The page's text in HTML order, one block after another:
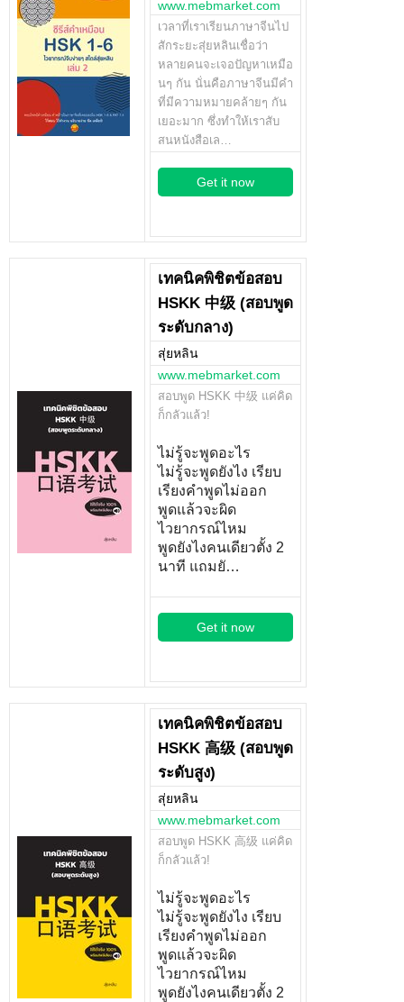
www.mebmarket.com
เวลาที่เราเรียนภาษาจีนไป
สักระยะสุ่ยหลินเชื่อว่า
หลายคนจะเจอปัญหาเหมือ
นๆ กัน นั่นคือภาษาจีนมีคำ
ที่มีความหมายคล้ายๆ กัน
เยอะมาก ซึ่งทำให้เราสับ
สนหนังสือเล…
Get it now
เทคนิคพิชิตข้อสอบ
HSKK 中级 (สอบพูด
ระดับกลาง)
สุ่ยหลิน
www.mebmarket.com
สอบพูด HSKK 中级 แค่คิด
ก็กลัวแล้ว!
ไม่รู้จะพูดอะไร
ไม่รู้จะพูดยังไง เรียบ
เรียงคำพูดไม่ออก
พูดแล้วจะผิด
ไวยากรณ์ไหม
พูดยังไงคนเดียวตั้ง 2
นาที แถมยั…
Get it now
เทคนิคพิชิตข้อสอบ
HSKK 高级 (สอบพูด
ระดับสูง)
สุ่ยหลิน
www.mebmarket.com
สอบพูด HSKK 高级 แค่คิด
ก็กลัวแล้ว!
ไม่รู้จะพูดอะไร
ไม่รู้จะพูดยังไง เรียบ
เรียงคำพูดไม่ออก
พูดแล้วจะผิด
ไวยากรณ์ไหม
พูดยังไงคนเดียวตั้ง 2